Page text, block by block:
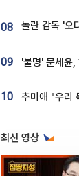
08
09
10
최신 영상